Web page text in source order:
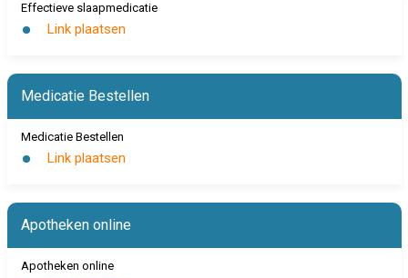
Effectieve slaapmedicatie
Link plaatsen
Medicatie Bestellen
Medicatie Bestellen
Link plaatsen
Apotheken online
Apotheken online